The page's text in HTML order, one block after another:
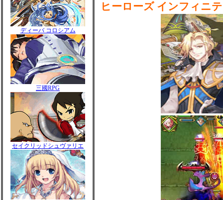
ディーバ コロシアム
三國RPG
セイクリッドシュヴァリエ
ヒーローズ インフィニ